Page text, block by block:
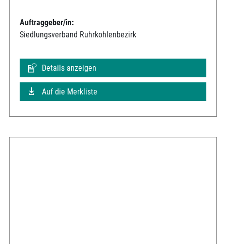
Auftraggeber/in:
Siedlungsverband Ruhrkohlenbezirk
Details anzeigen
Auf die Merkliste